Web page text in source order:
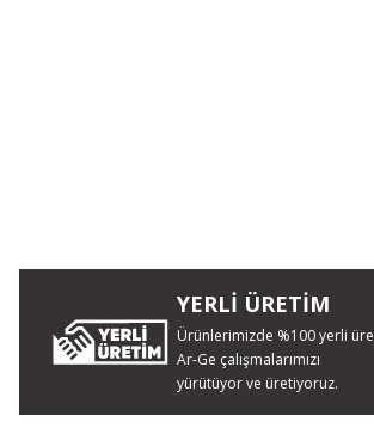
YERLİ ÜRETİM
Ürünlerimizde %100 yerli
Ar-Ge çalışmalarımızı
yürütüyor ve üretiyoruz.